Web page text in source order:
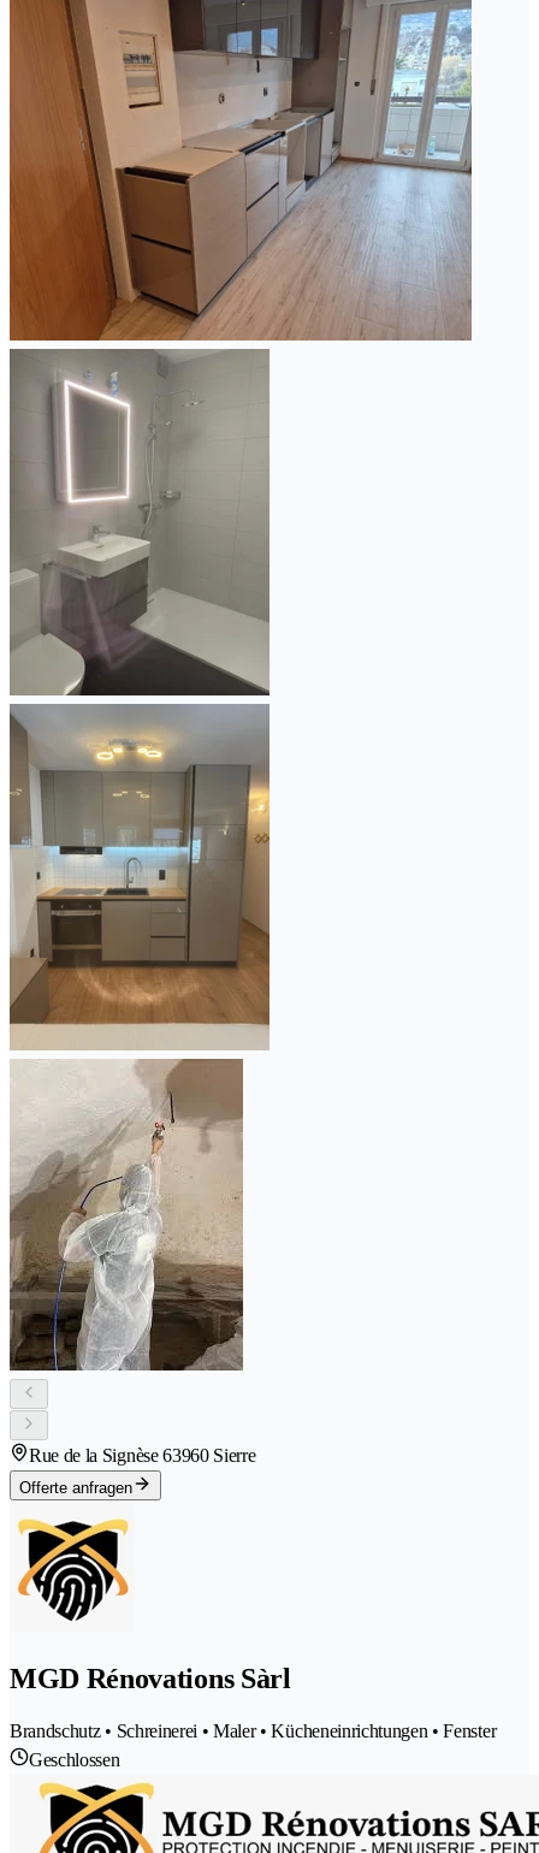
Rue de la Signèse 63960 Sierre
Offerte anfragen
MGD Rénovations Sàrl
Brandschutz • Schreinerei • Maler • Kücheneinrichtungen • Fenster
Geschlossen